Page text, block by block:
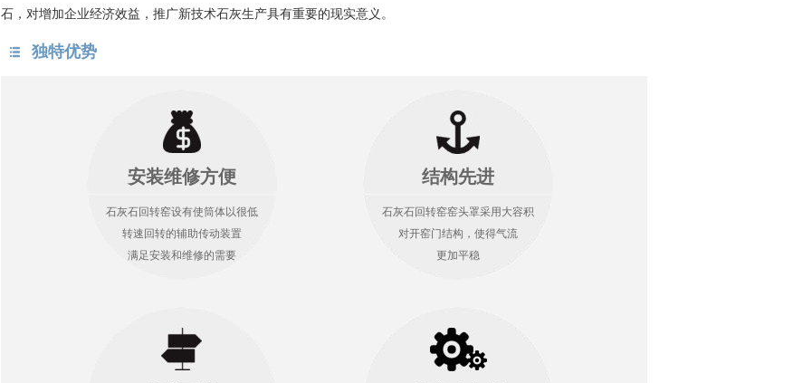
石，对增加企业经济效益，推广新技术石灰生产具有重要的现实意义。
独特优势
安装维修方便
石灰石回转窑设有使筒体以很低
转速回转的辅助传动装置
满足安装和维修的需要
结构先进
石灰石回转窑窑头罩采用大容积
对开窑门结构，使得气流
更加平稳